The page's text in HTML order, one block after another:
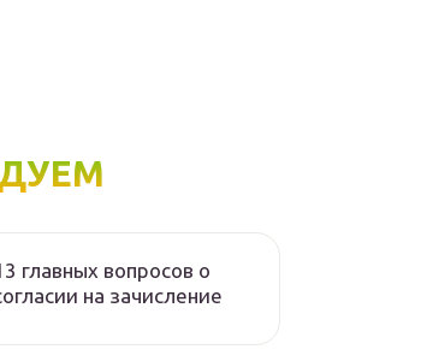
главных вопросов о
на зачисление